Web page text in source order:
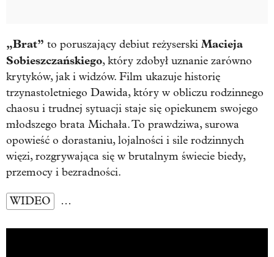
„Brat” to poruszający debiut reżyserski Macieja
Sobieszczańskiego, który zdobył uznanie zarówno
krytyków, jak i widzów. Film ukazuje historię
trzynastoletniego Dawida, który w obliczu rodzinnego
chaosu i trudnej sytuacji staje się opiekunem swojego
młodszego brata Michała. To prawdziwa, surowa
opowieść o dorastaniu, lojalności i sile rodzinnych
więzi, rozgrywająca się w brutalnym świecie biedy,
przemocy i bezradności.
WIDEO …